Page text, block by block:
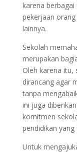
karena
pekerjaan
lainnya.
Sekolah
merupakan
Oleh karena itu,
dirancang agar
tanpa
ini juga
komitmen
pendidikan yang
Untuk